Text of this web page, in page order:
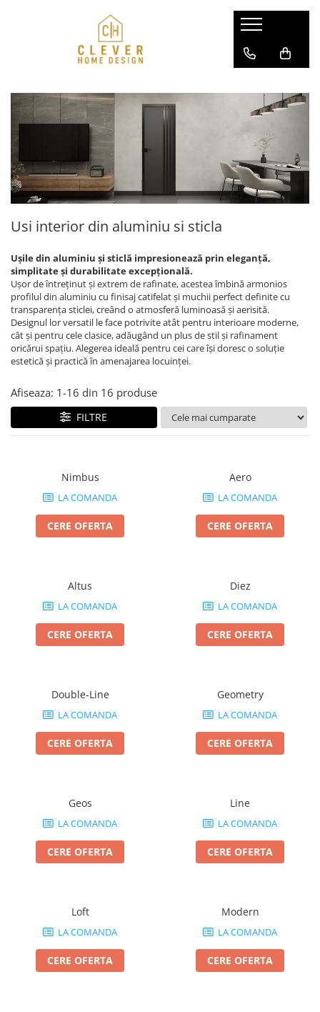
Usi pentru case
Modele usi aluminiu-otel DS82
Modele usi aluminiu-otel AC68
Modele usi aluminiu-otel ATU68
Separeuri din aluminiu
Usi interior din aluminiu si sticla
Usi interior din aluminiu si sticla
Ușile din aluminiu și sticlă impresionează prin eleganță,
simplitate și durabilitate excepțională.
Ușor de întreținut și extrem de rafinate, acestea îmbină armonios
profilul din aluminiu cu finisaj catifelat și muchii perfect definite cu
transparența sticlei, creând o atmosferă luminoasă și aerisită.
Designul lor versatil le face potrivite atât pentru interioare moderne,
cât și pentru cele clasice, adăugând un plus de stil și rafinament
oricărui spațiu. Alegerea ideală pentru cei care își doresc o soluție
estetică și practică în amenajarea locuinței.
Afiseaza: 1-16 din 16 produse
FILTRE
Nimbus
LA COMANDA
CERE OFERTA
Aero
LA COMANDA
CERE OFERTA
Altus
LA COMANDA
CERE OFERTA
Diez
LA COMANDA
CERE OFERTA
Double-Line
LA COMANDA
CERE OFERTA
Geometry
LA COMANDA
CERE OFERTA
Geos
LA COMANDA
CERE OFERTA
Line
LA COMANDA
CERE OFERTA
Loft
LA COMANDA
CERE OFERTA
Modern
LA COMANDA
CERE OFERTA